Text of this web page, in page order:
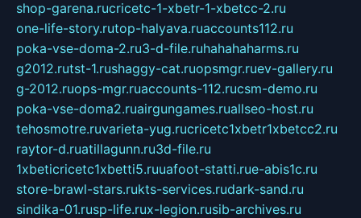
shop-garena.rucricetc-1-xbetr-1-xbetcc-2.ru
one-life-story.rutop-halyava.ruaccounts112.ru
poka-vse-doma-2.ru3-d-file.ruhahahaharms.ru
g2012.rutst-1.rushaggy-cat.ruopsmgr.ruev-gallery.ru
g-2012.ruops-mgr.ruaccounts-112.rucsm-demo.ru
poka-vse-doma2.ruairgungames.ruallseo-host.ru
tehosmotre.ruvarieta-yug.rucricetc1xbetr1xbetcc2.ru
raytor-d.ruatillagunn.ru3d-file.ru
1xbeticricetc1xbetti5.ruuafoot-statti.rue-abis1c.ru
store-brawl-stars.rukts-services.rudark-sand.ru
sindika-01.rusp-life.rux-legion.rusib-archives.ru